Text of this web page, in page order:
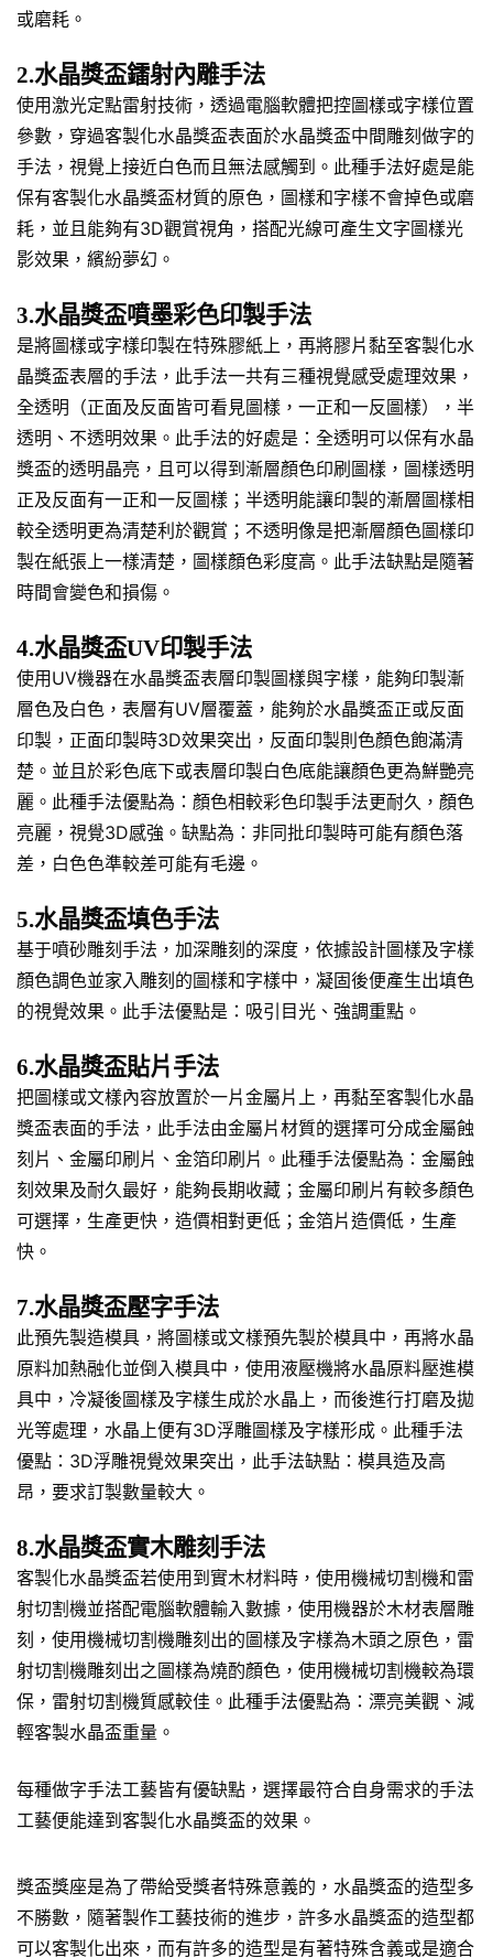
或磨耗。
2.水晶獎盃鐳射內雕手法
使用激光定點雷射技術，透過電腦軟體把控圖樣或字樣位置
參數，穿過客製化水晶獎盃表面於水晶獎盃中間雕刻做字的
手法，視覺上接近白色而且無法感觸到。此種手法好處是能
保有客製化水晶獎盃材質的原色，圖樣和字樣不會掉色或磨
耗，並且能夠有3D觀賞視角，搭配光線可產生文字圖樣光
影效果，繽紛夢幻。
3.水晶獎盃噴墨彩色印製手法
是將圖樣或字樣印製在特殊膠紙上，再將膠片黏至客製化水
晶獎盃表層的手法，此手法一共有三種視覺感受處理效果，
全透明（正面及反面皆可看見圖樣，一正和一反圖樣），半
透明、不透明效果。此手法的好處是：全透明可以保有水晶
獎盃的透明晶亮，且可以得到漸層顏色印刷圖樣，圖樣透明
正及反面有一正和一反圖樣；半透明能讓印製的漸層圖樣相
較全透明更為清楚利於觀賞；不透明像是把漸層顏色圖樣印
製在紙張上一樣清楚，圖樣顏色彩度高。此手法缺點是隨著
時間會變色和損傷。
4.水晶獎盃UV印製手法
使用UV機器在水晶獎盃表層印製圖樣與字樣，能夠印製漸
層色及白色，表層有UV層覆蓋，能夠於水晶獎盃正或反面
印製，正面印製時3D效果突出，反面印製則色顏色飽滿清
楚。並且於彩色底下或表層印製白色底能讓顏色更為鮮艷亮
麗。此種手法優點為：顏色相較彩色印製手法更耐久，顏色
亮麗，視覺3D感強。缺點為：非同批印製時可能有顏色落
差，白色色準較差可能有毛邊。
5.水晶獎盃填色手法
基于噴砂雕刻手法，加深雕刻的深度，依據設計圖樣及字樣
顏色調色並家入雕刻的圖樣和字樣中，凝固後便產生出填色
的視覺效果。此手法優點是：吸引目光、強調重點。
6.水晶獎盃貼片手法
把圖樣或文樣內容放置於一片金屬片上，再黏至客製化水晶
獎盃表面的手法，此手法由金屬片材質的選擇可分成金屬蝕
刻片、金屬印刷片、金箔印刷片。此種手法優點為：金屬蝕
刻效果及耐久最好，能夠長期收藏；金屬印刷片有較多顏色
可選擇，生產更快，造價相對更低；金箔片造價低，生產
快。
7.水晶獎盃壓字手法
此預先製造模具，將圖樣或文樣預先製於模具中，再將水晶
原料加熱融化並倒入模具中，使用液壓機將水晶原料壓進模
具中，冷凝後圖樣及字樣生成於水晶上，而後進行打磨及拋
光等處理，水晶上便有3D浮雕圖樣及字樣形成。此種手法
優點：3D浮雕視覺效果突出，此手法缺點：模具造及高
昂，要求訂製數量較大。
8.水晶獎盃實木雕刻手法
客製化水晶獎盃若使用到實木材料時，使用機械切割機和雷
射切割機並搭配電腦軟體輸入數據，使用機器於木材表層雕
刻，使用機械切割機雕刻出的圖樣及字樣為木頭之原色，雷
射切割機雕刻出之圖樣為燒酌顏色，使用機械切割機較為環
保，雷射切割機質感較佳。此種手法優點為：漂亮美觀、減
輕客製水晶盃重量。
每種做字手法工藝皆有優缺點，選擇最符合自身需求的手法
工藝便能達到客製化水晶獎盃的效果。
獎盃獎座是為了帶給受獎者特殊意義的，水晶獎盃的造型多
不勝數，隨著製作工藝技術的進步，許多水晶獎盃的造型都
可以客製化出來，而有許多的造型是有著特殊含義或是適合